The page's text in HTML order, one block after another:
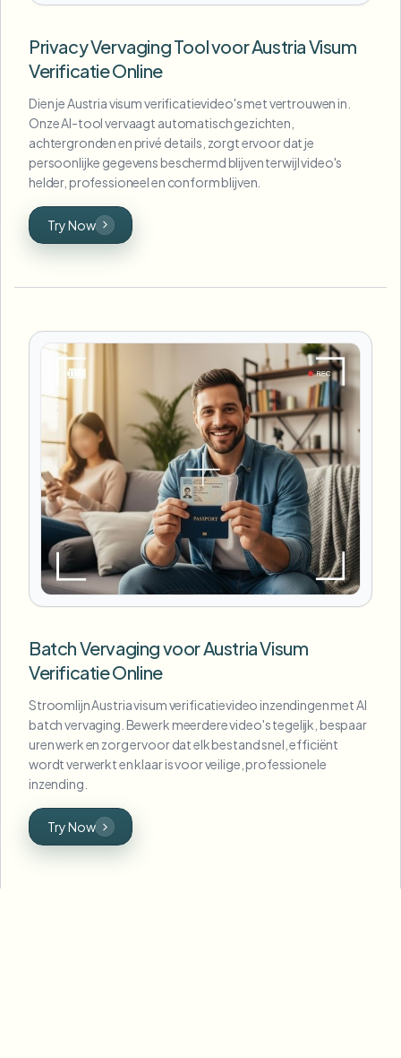
Privacy Vervaging Tool voor Austria Visum
Verificatie Online
Dien je Austria visum verificatievideo's met vertrouwen in.
Onze AI-tool vervaagt automatisch gezichten,
achtergronden en privé details, zorgt ervoor dat je
persoonlijke gegevens beschermd blijven terwijl video's
helder, professioneel en conform blijven.
Try Now
Batch Vervaging voor Austria Visum
Verificatie Online
Stroomlijn Austria visum verificatievideo inzendingen met AI
batch vervaging. Bewerk meerdere video's tegelijk, bespaar
uren werk en zorg ervoor dat elk bestand snel, efficiënt
wordt verwerkt en klaar is voor veilige, professionele
inzending.
Try Now